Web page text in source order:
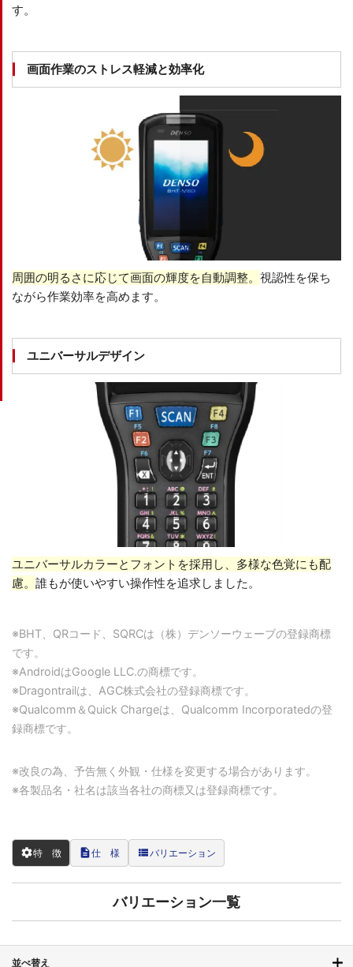
す。
画面作業のストレス軽減と効率化
周囲の明るさに応じて画面の輝度を自動調整。 視認性を保ち
ながら作業効率を高めます。
ユニバーサルデザイン
ユニバーサルカラーとフォントを採用し、多様な色覚にも配
慮。 誰もが使いやすい操作性を追求しました。
※BHT、QRコード、SQRCは（株）デンソーウェーブの登録商標
です。
※AndroidはGoogle LLC.の商標です。
※Dragontrailは、AGC株式会社の登録商標です。
※Qualcomm＆Quick Chargeは、Qualcomm Incorporatedの登
録商標です。
※改良の為、予告無く外観・仕様を変更する場合があります。
※各製品名・社名は該当各社の商標又は登録商標です。
settings特 徴 description仕 様 view_listバリエーション
バリエーション一覧
並べ替え